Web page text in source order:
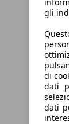
gli
di
dati
dati